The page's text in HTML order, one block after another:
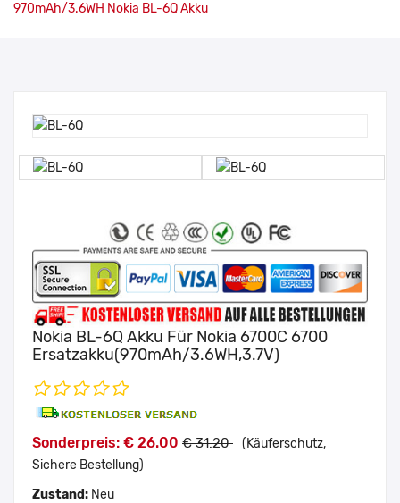
970mAh/3.6WH Nokia BL-6Q Akku
Nokia BL-6Q Akku Für Nokia 6700C 6700
Ersatzakku(970mAh/3.6WH,3.7V)
Sonderpreis: € 26.00 € 31.20 (Käuferschutz,
Sichere Bestellung)
Zustand: Neu